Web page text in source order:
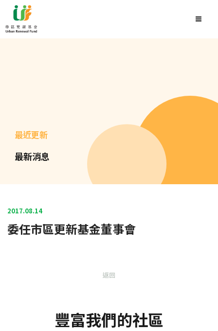
最近更新
最新消息
2017.08.14
委任市區更新基金董事會
返回
豐富我們的社區